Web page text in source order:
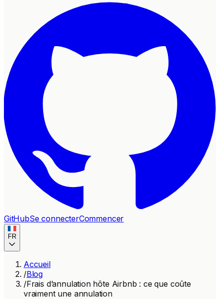
GitHubSe connecterCommencer
FR
Accueil
/Blog
/Frais d’annulation hôte Airbnb : ce que coûte
vraiment une annulation